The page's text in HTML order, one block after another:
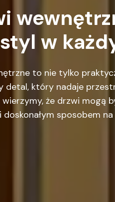
styl w
to nie tylko
detal, który nadaje
wierzymy, że drzwi mogą
i doskonałym sposobem